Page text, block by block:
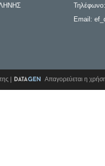
Email:
| Απαγορεύεται η